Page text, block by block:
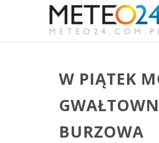
W PIĄTEK
BURZOWA